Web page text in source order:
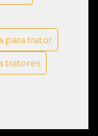
você precisa
Escolher a
Opção Ideal
para trator
tratores
de giro